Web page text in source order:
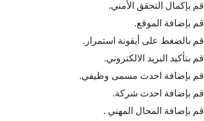
قم بإكمال التحقق الأمني.
قم بإضافة الموقع.
قم بالضغط على أيقونة استمرار.
قم بتأكيد البريد الالكتروني.
قم بإضافة احدث مسمى وظيفي.
قم بإضافة احدث شركة.
قم بإضافة المحال المهني .